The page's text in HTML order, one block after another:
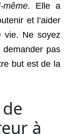
. Elle a
et l’aider
vie. Ne soyez
pas
but est de la
à